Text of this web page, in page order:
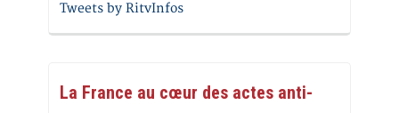
Tweets by RitvInfos
La France au cœur des actes anti-